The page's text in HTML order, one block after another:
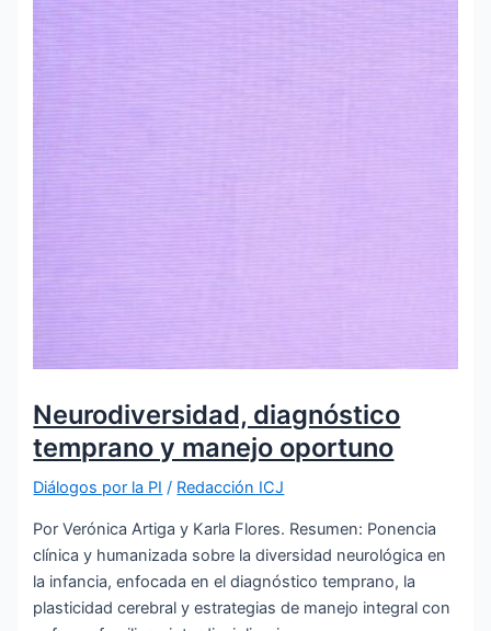
Neurodiversidad, diagnóstico
temprano y manejo oportuno
Diálogos por la PI / Redacción ICJ
Por Verónica Artiga y Karla Flores. Resumen: Ponencia
clínica y humanizada sobre la diversidad neurológica en
la infancia, enfocada en el diagnóstico temprano, la
plasticidad cerebral y estrategias de manejo integral con